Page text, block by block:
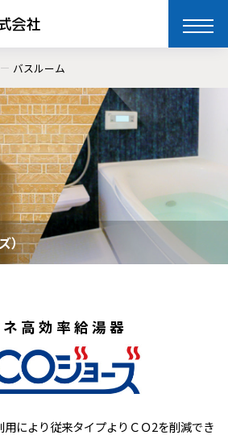
toggle
バスルーム
）
高効率給湯器
により従来タイプよりＣＯ2を削減でき